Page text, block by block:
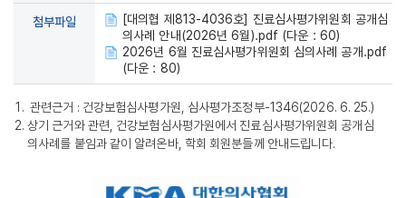
첨부파일
[대의협 제813-4036호] 진료심사평가위원회 공개심
의사례 안내(2026년 6월).pdf (다운 : 60)
2026년 6월 진료심사평가위원회 심의사례 공개.pdf
(다운 : 80)
관련근거 : 건강보험심사평가원, 심사평가조정부-1346(2026. 6. 25.)
상기 근거와 관련, 건강보험심사평가원에서 진료심사평가위원회 공개심
의사례를 붙임과 같이 알려온바, 학회 회원분들께 안내드립니다.